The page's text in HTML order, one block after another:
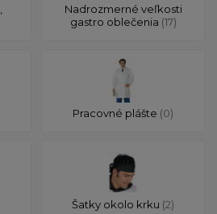
Nadrozmerné veľkosti
gastro oblečenia (17)
Pracovné plášte (0)
Šatky okolo krku (2)